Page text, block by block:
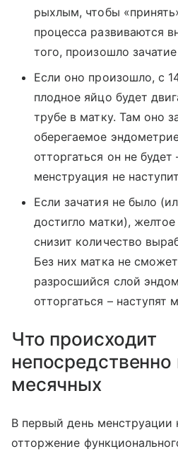
рыхлым, чтобы
процесса развиваются
того, произошло
Если оно произошло, с
плодное яйцо будет
трубе в матку. Там оно
оберегаемое
отторгаться он не
менструация не
Если зачатия не было
достигло матки),
снизит количество
Без них матка не
разросшийся слой
отторгаться – наступят
Что происходит
месячных
В первый день менструации
отторжение